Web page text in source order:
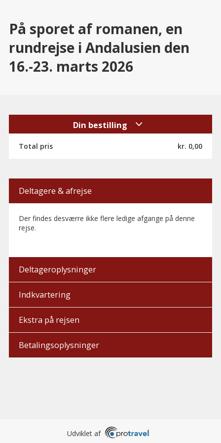
På sporet af romanen, en
rundrejse i Andalusien den
16.-23. marts 2026
Deltagere & afrejse
Der findes desværre ikke flere ledige afgange på denne
rejse.
Deltageroplysninger
Indkvartering
Ekstra på rejsen
Betalingsoplysninger
Din bestilling
Total pris kr. 0,00
Udviklet af